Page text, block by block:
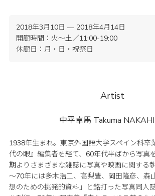
2018年3月10日 — 2018年4月14日
開廊時間：火〜土／11:00-19:00
休廊日：月・日・祝祭日
Artist
中平卓馬 Takuma
1938年生まれ。東京外国語大学スペイン科卒
代の眼』編集者を経て、60年代半ばから写真
期よりさまざまな雑誌に写真や映画に関する
～70年には多木浩二、高梨豊、岡田隆彦、森
想のための挑発的資料」と銘打った写真同人